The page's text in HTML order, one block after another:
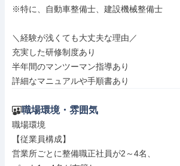
※特に、自動車整備士、建設機械整備士
＼経験が浅くても大丈夫な理由／
充実した研修制度あり
半年間のマンツーマン指導あり
詳細なマニュアルや手順書あり
職場環境・雰囲気
職場環境
【従業員構成】
営業所ごとに整備職正社員が2～4名、